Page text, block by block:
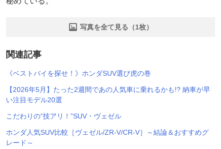
写真を全て見る（1枚）
関連記事
《ベストバイを探せ！》ホンダSUV選び虎の巻
【2026年5月】たった2週間であの人気車に乗れるかも!? 納車が早
い注目モデル20選
こだわりの“技アリ！”SUV・ヴェゼル
ホンダ人気SUV比較［ヴェゼル/ZR-V/CR-V］～結論＆おすすめグ
レード～